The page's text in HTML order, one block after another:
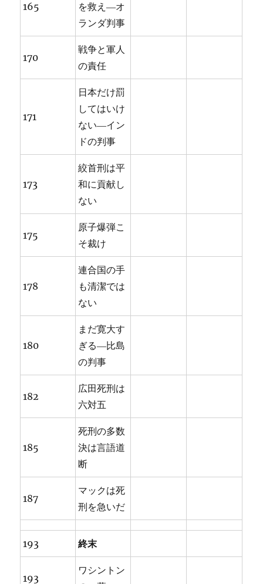
165
を救え―オ
ランダ判事
170
戦争と軍人
の責任
171
日本だけ罰
してはいけ
ない―イン
ドの判事
173
絞首刑は平
和に貢献し
ない
175
原子爆弾こ
そ裁け
178
連合国の手
も清潔では
ない
180
まだ寛大す
ぎる―比島
の判事
182
広田死刑は
六対五
185
死刑の多数
決は言語道
断
187
マックは死
刑を急いだ
193 終末
193
ワシントン